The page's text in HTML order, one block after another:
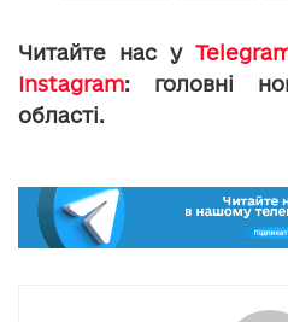
Читайте нас у
Instagram: головні
області.